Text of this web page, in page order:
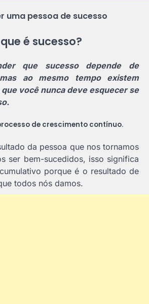
uma pessoa de sucesso
é sucesso?
que sucesso depende de
ao mesmo tempo existem
você nunca deve esquecer se
de crescimento contínuo.
da pessoa que nos tornamos
ser bem-sucedidos, isso significa
porque é o resultado de
todos nós damos.